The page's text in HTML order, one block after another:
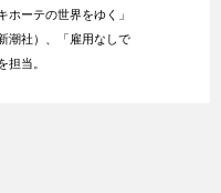
ホーテの世界をゆく」
潮社）、「雇用なしで
担当。